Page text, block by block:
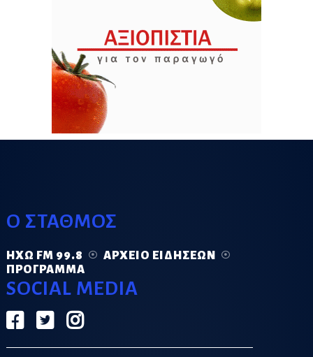
Ο ΣΤΑΘΜΟΣ
ΗΧΏ FM 99.8
ΑΡΧΕΊΟ ΕΙΔΉΣΕΩΝ
ΠΡΌΓΡΑΜΜΑ
SOCIAL MEDIA